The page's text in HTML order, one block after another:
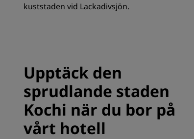
kuststaden vid Lackadivsjön.
Upptäck den
sprudlande staden
Kochi när du bor på
vårt hotell